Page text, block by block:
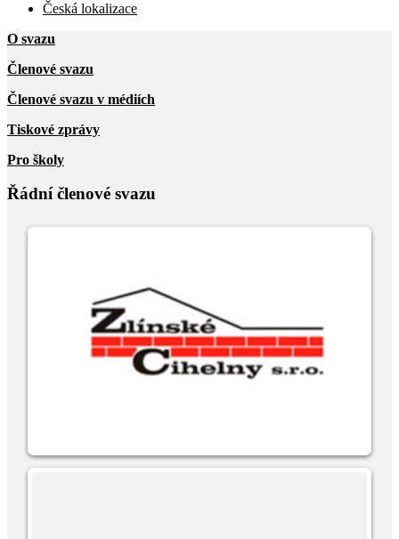
Česká lokalizace
O svazu
Členové svazu
Členové svazu v médiích
Tiskové zprávy
Pro školy
Řádní členové svazu